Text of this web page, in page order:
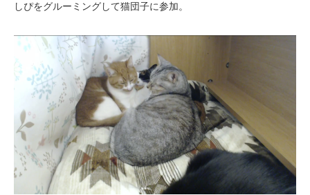
しぴをグルーミングして猫団子に参加。